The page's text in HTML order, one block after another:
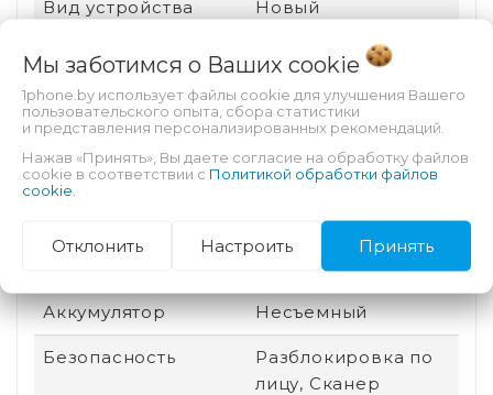
Вид устройства Новый
Ударопрочный
корпус
Пыле- и
влагозащита
Есть
Защита от царапин
Производитель
Qualcomm
Аккумулятор Несъемный
Безопасность
Разблокировка по
лицу, Сканер
Мы заботимся о Ваших cookie
1phone.by использует файлы cookie для улучшения Вашего
пользовательского опыта, сбора статистики
и представления персонализированных рекомендаций.
Нажав «Принять», Вы даете согласие на обработку файлов
cookie в соответствии с Политикой обработки файлов
cookie
Отклонить Настроить Принять